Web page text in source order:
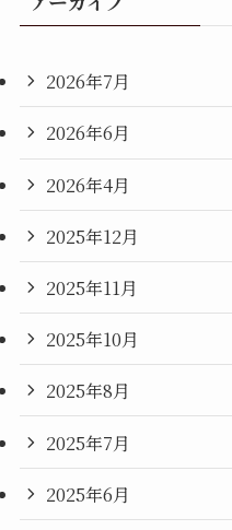
2026年7月
2026年6月
2026年4月
2025年12月
2025年11月
2025年10月
2025年8月
2025年7月
2025年6月